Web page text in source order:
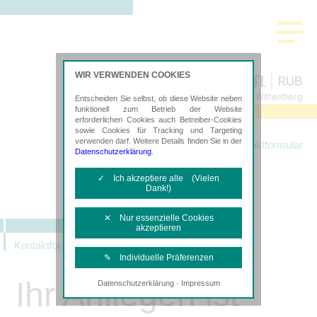
RUB
Steuerberatung in Lutherstadt Wittenberg
Startseite Kontaktformular
Kontaktformular
Ihr Anliegen ist
WIR VERWENDEN COOKIES
Entscheiden Sie selbst, ob diese Website neben
funktionell zum Betrieb der Website
erforderlichen Cookies auch Betreiber-Cookies
sowie Cookies für Tracking und Targeting
verwenden darf. Weitere Details finden Sie in der
Datenschutzerklärung
✓ Ich akzeptiere alle (Vielen
Dank!)
✕ Nur essenzielle Cookies
akzeptieren
✎ Individuelle Präferenzen
Notwendige Cookies
Diese Cookies sind erforderlich, um die
grundlegende Funktionalität der Website
Datenschutzerklärung· Impressum